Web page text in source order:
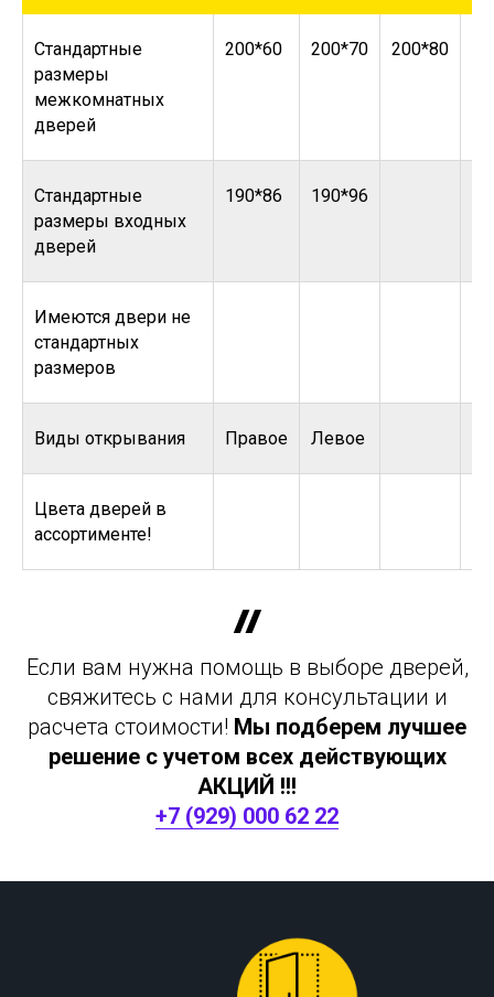
Стандартные
размеры
межкомнатных
дверей
200*60 200*70 200*80
Стандартные
размеры входных
дверей
190*86 190*96
Имеются двери не
стандартных
размеров
Виды открывания Правое Левое
Цвета дверей в
ассортименте!
Если вам нужна помощь в выборе дверей,
свяжитесь с нами для консультации и
расчета стоимости! Мы подберем лучшее
решение с учетом всех действующих
АКЦИЙ !!!
+7 (929) 000 62 22